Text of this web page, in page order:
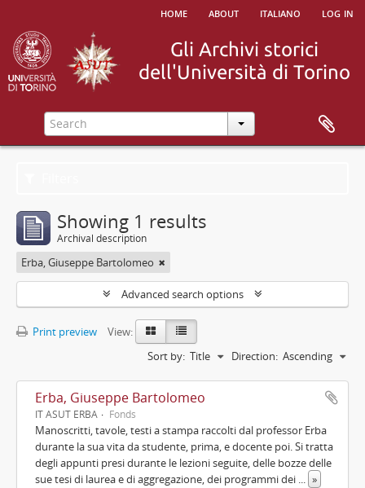
home about italiano log in
Showing 1 results
Archival description
Erba, Giuseppe Bartolomeo
Advanced search options
Print preview
View:
Sort by: Title Direction: Ascending
Erba, Giuseppe Bartolomeo
IT ASUT ERBA Fonds
Manoscritti, tavole, testi a stampa raccolti dal professor Erba
durante la sua vita da studente, prima, e docente poi. Si tratta
degli appunti presi durante le lezioni seguite, delle bozze delle
sue tesi di laurea e di aggregazione, dei programmi dei ... »